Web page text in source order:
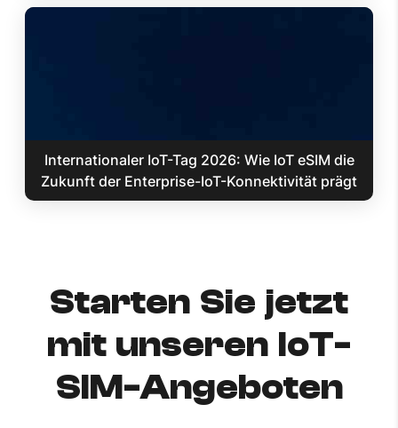
Internationaler IoT-Tag 2026: Wie IoT eSIM die
Zukunft der Enterprise-IoT-Konnektivität prägt
Starten Sie jetzt
mit unseren IoT-
SIM-Angeboten